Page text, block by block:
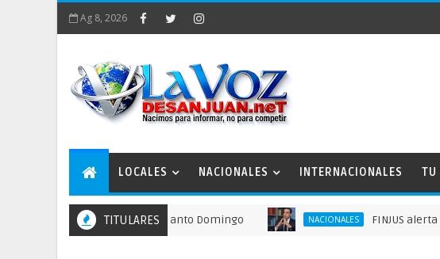
Ag 8, 2026
LOCALES NACIONALES INTERNACIONALES TU
TITULARES
la fundación de Santo Domingo NACIONALES FINJUS alerta sobre